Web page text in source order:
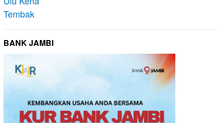
BANK JAMBI